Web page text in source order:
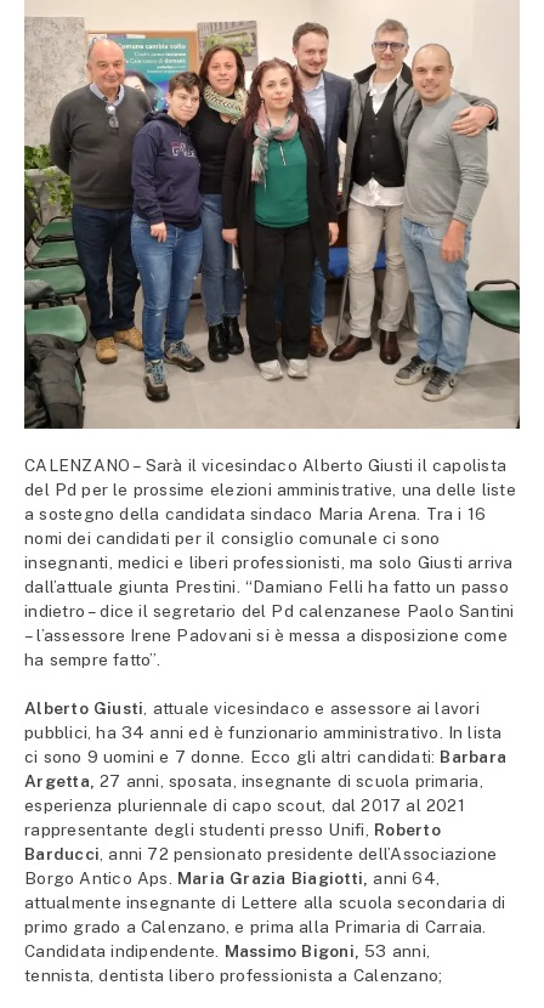
CALENZANO – Sarà il vicesindaco Alberto Giusti il capolista
del Pd per le prossime elezioni amministrative, una delle liste
a sostegno della candidata sindaco Maria Arena. Tra i 16
nomi dei candidati per il consiglio comunale ci sono
insegnanti, medici e liberi professionisti, ma solo Giusti arriva
dall’attuale giunta Prestini. “Damiano Felli ha fatto un passo
indietro – dice il segretario del Pd calenzanese Paolo Santini
– l’assessore Irene Padovani si è messa a disposizione come
ha sempre fatto”.
Alberto Giusti, attuale vicesindaco e assessore ai lavori
pubblici, ha 34 anni ed è funzionario amministrativo. In lista
ci sono 9 uomini e 7 donne. Ecco gli altri candidati: Barbara
Argetta,27 anni, sposata, insegnante di scuola primaria,
esperienza pluriennale di capo scout, dal 2017 al 2021
rappresentante degli studenti presso Unifi, Roberto
Barducci, anni 72 pensionato presidente dell’Associazione
Borgo Antico Aps. Maria Grazia Biagiotti, anni 64,
attualmente insegnante di Lettere alla scuola secondaria di
primo grado a Calenzano, e prima alla Primaria di Carraia.
Candidata indipendente. Massimo Bigoni, 53 anni,
tennista, dentista libero professionista a Calenzano;